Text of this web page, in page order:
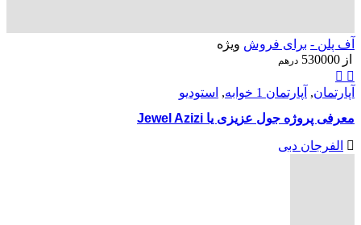
آف پلن - برای فروش ویژه
از 530000 درهم
آپارتمان, آپارتمان 1 خوابه , استودیو
معرفی پروژه جول عزیزی یا Jewel Azizi
الفرجان دبی